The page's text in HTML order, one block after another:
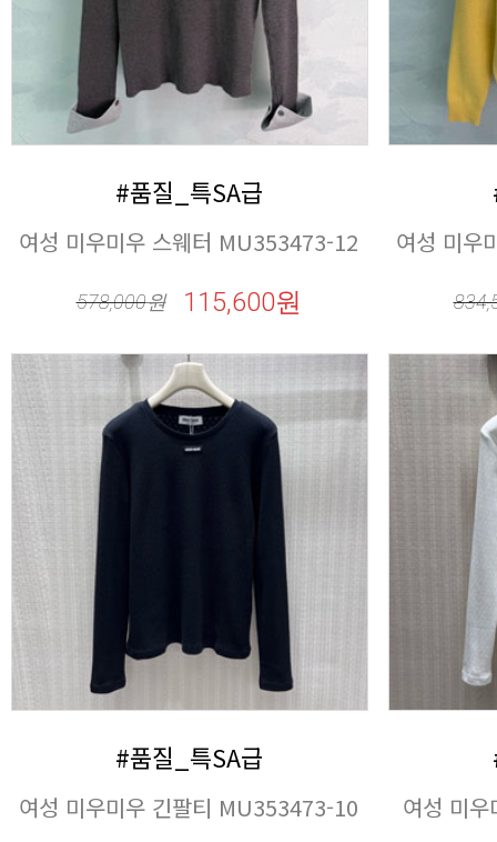
#품질_특SA급
여성 미우미우 스웨터 MU353473-12
578,000원 115,600원
여성 미우
#품질_특SA급
여성 미우미우 긴팔티 MU353473-10 여성 미